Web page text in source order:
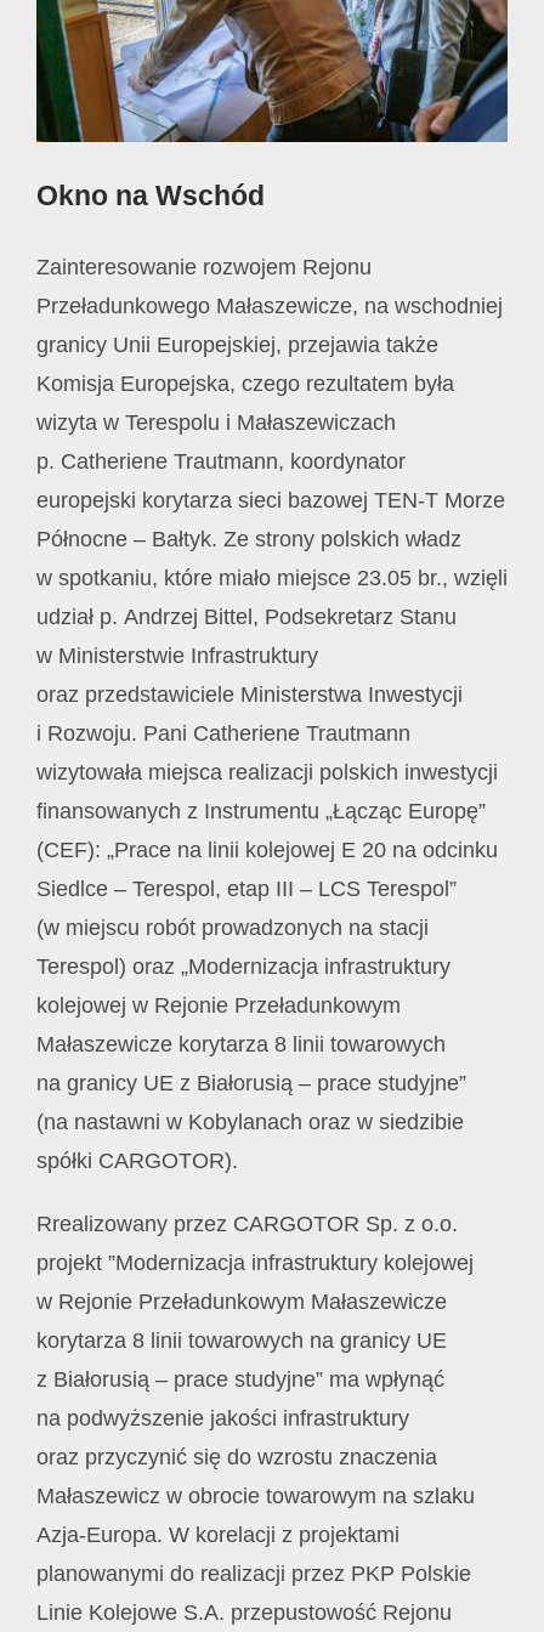
Okno na Wschód
Zainteresowanie rozwojem Rejonu
Przeładunkowego Małaszewicze, na wschodniej
granicy Unii Europejskiej, przejawia także
Komisja Europejska, czego rezultatem była
wizyta w Terespolu i Małaszewiczach
p. Catheriene Trautmann, koordynator
europejski korytarza sieci bazowej TEN-T Morze
Północne – Bałtyk. Ze strony polskich władz
w spotkaniu, które miało miejsce 23.05 br., wzięli
udział p. Andrzej Bittel, Podsekretarz Stanu
w Ministerstwie Infrastruktury
oraz przedstawiciele Ministerstwa Inwestycji
i Rozwoju. Pani Catheriene Trautmann
wizytowała miejsca realizacji polskich inwestycji
finansowanych z Instrumentu „Łącząc Europę”
(CEF): „Prace na linii kolejowej E 20 na odcinku
Siedlce – Terespol, etap III – LCS Terespol”
(w miejscu robót prowadzonych na stacji
Terespol) oraz „Modernizacja infrastruktury
kolejowej w Rejonie Przeładunkowym
Małaszewicze korytarza 8 linii towarowych
na granicy UE z Białorusią – prace studyjne”
(na nastawni w Kobylanach oraz w siedzibie
spółki CARGOTOR).
Rrealizowany przez CARGOTOR Sp. z o.o.
projekt ”Modernizacja infrastruktury kolejowej
w Rejonie Przeładunkowym Małaszewicze
korytarza 8 linii towarowych na granicy UE
z Białorusią – prace studyjne” ma wpłynąć
na podwyższenie jakości infrastruktury
oraz przyczynić się do wzrostu znaczenia
Małaszewicz w obrocie towarowym na szlaku
Azja-Europa. W korelacji z projektami
planowanymi do realizacji przez PKP Polskie
Linie Kolejowe S.A. przepustowość Rejonu